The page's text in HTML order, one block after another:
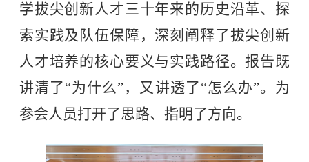
学拔尖创新人才三十年来的历史沿革、探
索实践及队伍保障，深刻阐释了拔尖创新
人才培养的核心要义与实践路径。报告既
讲清了“为什么”，又讲透了“怎么办”。为
参会人员打开了思路、指明了方向。